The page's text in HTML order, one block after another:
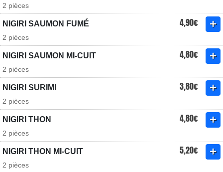
2 pièces
NIGIRI SAUMON FUMÉ 4,90€
2 pièces
NIGIRI SAUMON MI-CUIT 4,80€
2 pièces
NIGIRI SURIMI 3,80€
2 pièces
NIGIRI THON 4,80€
2 pièces
NIGIRI THON MI-CUIT 5,20€
2 pièces